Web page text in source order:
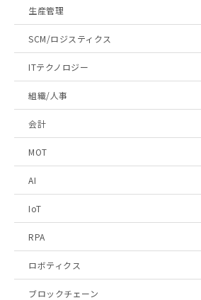
生産管理
SCM/ロジスティクス
ITテクノロジー
組織/人事
会計
MOT
AI
IoT
RPA
ロボティクス
ブロックチェーン